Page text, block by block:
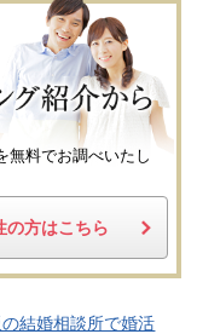
無料でお調べいたし
の方はこちら
結婚相談所で婚活